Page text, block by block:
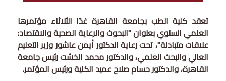
تعقد كلية الطب بجامعة القاهرة غدًا الثلاثاء مؤتمرها
العلمي السنوي بعنوان "البحوث والرعاية الصحية والاقتصاد:
علاقات متبادلة"، تحت رعاية الدكتور أيمن عاشور وزير التعليم
العالي والبحث العلمي، والدكتور محمد الخشت رئيس جامعة
القاهرة، والدكتور حسام صلاح عميد الكلية ورئيس المؤتمر.